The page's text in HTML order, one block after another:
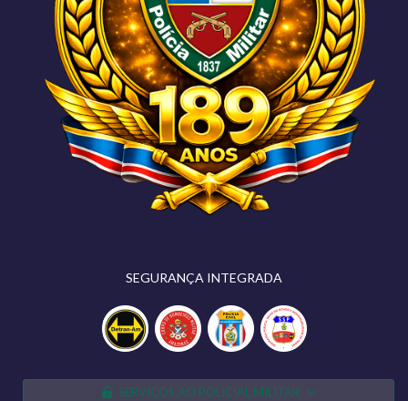
SEGURANÇA INTEGRADA
SERVIÇOS AO POLICIAL MILITAR